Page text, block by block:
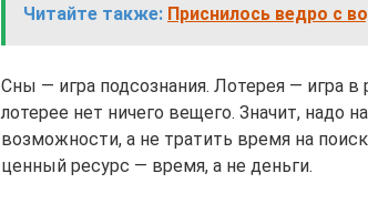
Читайте также: Приснилось ведро с
Сны — игра подсознания. Лотерея — игра в
лотерее нет ничего вещего. Значит, надо
возможности, а не тратить время на
ценный ресурс — время, а не деньги.